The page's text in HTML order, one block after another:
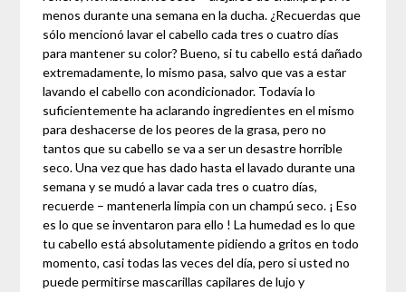
menos durante una semana en la ducha. ¿Recuerdas que
sólo mencionó lavar el cabello cada tres o cuatro días
para mantener su color? Bueno, si tu cabello está dañado
extremadamente, lo mismo pasa, salvo que vas a estar
lavando el cabello con acondicionador. Todavía lo
suficientemente ha aclarando ingredientes en el mismo
para deshacerse de los peores de la grasa, pero no
tantos que su cabello se va a ser un desastre horrible
seco. Una vez que has dado hasta el lavado durante una
semana y se mudó a lavar cada tres o cuatro días,
recuerde – mantenerla limpia con un champú seco. ¡ Eso
es lo que se inventaron para ello ! La humedad es lo que
tu cabello está absolutamente pidiendo a gritos en todo
momento, casi todas las veces del día, pero si usted no
puede permitirse mascarillas capilares de lujo y